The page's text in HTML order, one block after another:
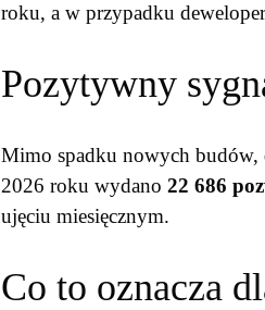
roku, a w przypadku
Pozytywny
Mimo spadku nowych budów,
2026 roku wydano 22 686
ujęciu miesięcznym.
Co to oznacza